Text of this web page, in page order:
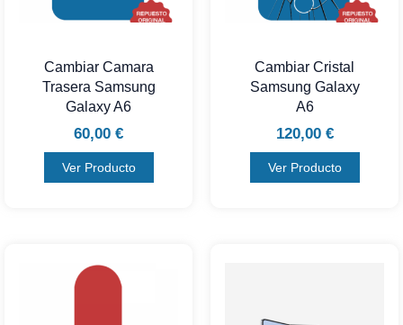
Cambiar Camara
Trasera Samsung
Galaxy A6
60,00 €
Ver Producto
Cambiar Cristal
Samsung Galaxy
A6
120,00 €
Ver Producto